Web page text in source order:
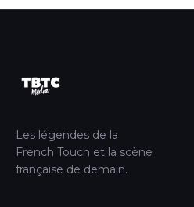
Les légendes de la
French Touch et la scène
française de demain.